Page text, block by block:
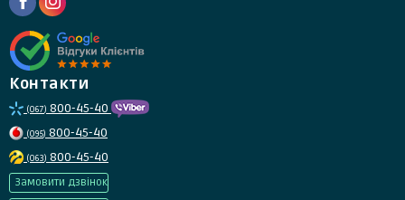
Контакти
(067) 800-45-40
(095) 800-45-40
(063) 800-45-40
Замовити дзвінок